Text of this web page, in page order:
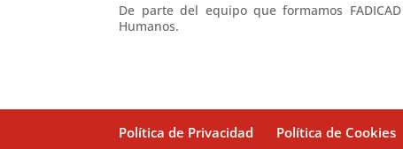
De parte del equipo que formamos
Humanos.
Política de Privacidad Política de Cookies